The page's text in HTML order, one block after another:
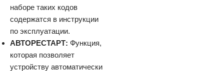
наборе таких кодов
содержатся в инструкции
по эксплуатации.
АВТОРЕСТАРТ: Функция,
которая позволяет
устройству автоматически